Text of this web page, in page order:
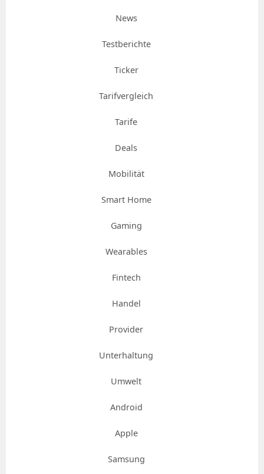
News
Testberichte
Ticker
Tarifvergleich
Tarife
Deals
Mobilität
Smart Home
Gaming
Wearables
Fintech
Handel
Provider
Unterhaltung
Umwelt
Android
Apple
Samsung